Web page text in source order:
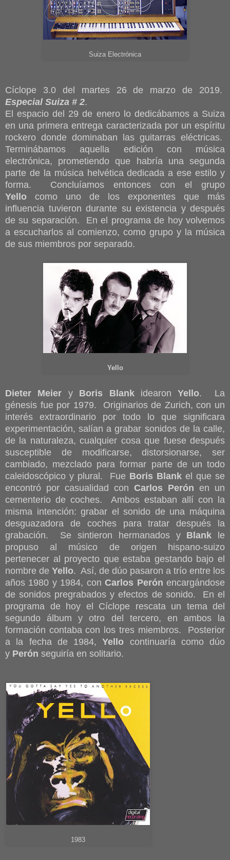
Suiza Electrónica
Cíclope 3.0 del martes 26 de marzo de 2019.
Especial Suiza # 2.
El espacio del 29 de enero lo dedicábamos a Suiza
en una primera entrega caracterizada por un espíritu
rockero donde dominaban las guitarras eléctricas.
Terminábamos aquella edición con música
electrónica, prometiendo que habría una segunda
parte de la música helvética dedicada a ese estilo y
forma. Concluíamos entonces con el grupo
Yello como uno de los exponentes que más
influencia tuvieron durante su existencia y después
de su separación. En el programa de hoy volvemos
a escucharlos al comienzo, como grupo y la música
de sus miembros por separado.
Yello
Dieter Meier y Boris BlankidearonYello. La
génesis fue por 1979. Originarios de Zurich, con un
interés extraordinario por todo lo que significara
experimentación, salían a grabar sonidos de la calle,
de la naturaleza, cualquier cosa que fuese después
susceptible de modificarse, distorsionarse, ser
cambiado, mezclado para formar parte de un todo
caleidoscópico y plural. Fue Boris Blank el que se
encontró por casualidad con Carlos Perón en un
cementerio de coches. Ambos estaban allí con la
misma intención: grabar el sonido de una máquina
desguazadora de coches para tratar después la
grabación. Se sintieron hermanados y Blank le
propuso al músico de origen hispano-suizo
pertenecer al proyecto que estaba gestando bajo el
nombre de Yello. Así, de dúo pasaron a trío entre los
años 1980 y 1984, conCarlos Perón encargándose
de sonidos pregrabados y efectos de sonido. En el
programa de hoy el Cíclope rescata un tema del
segundo álbum y otro del tercero, en ambos la
formación contaba con los tres miembros. Posterior
a la fecha de 1984,Yello continuaría como dúo
y Perón seguiría en solitario.
1983